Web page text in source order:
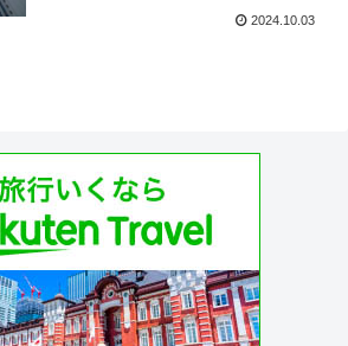
2024.10.03